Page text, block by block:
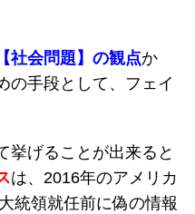
社会問題】の観点か
の手段として、フェイ
挙げることが出来ると
は、2016年のアメリカ
統領就任前に偽の情報